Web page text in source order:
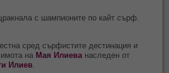
с шампионите по кайт сърф.
сред сърфистите дестинация и
на Мая Илиеванаследен от
Илиев.